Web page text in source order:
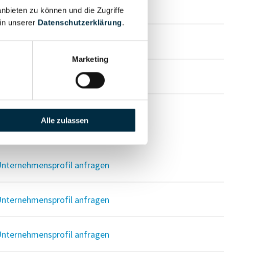
zu können und die Zugriffe
unserer Datenschutzerklärung.
Marketing
Alle zulassen
anfragen
anfragen
anfragen
anfragen